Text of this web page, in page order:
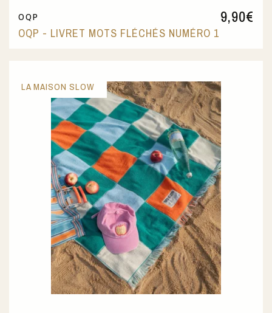
9,90€
OQP
OQP - LIVRET MOTS FLÉCHÉS NUMÉRO 1
LA MAISON SLOW